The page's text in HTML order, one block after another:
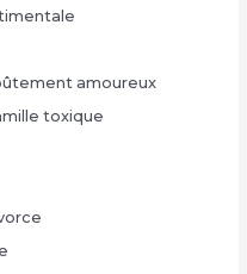
amoureux
toxique